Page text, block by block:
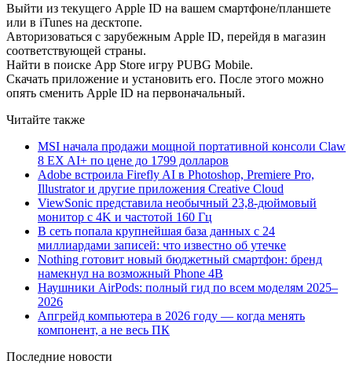
Выйти из текущего Apple ID на вашем смартфоне/планшете
или в iTunes на десктопе.
Авторизоваться с зарубежным Apple ID, перейдя в магазин
соответствующей страны.
Найти в поиске App Store игру PUBG Mobile.
Скачать приложение и установить его. После этого можно
опять сменить Apple ID на первоначальный.
Читайте также
MSI начала продажи мощной портативной консоли Claw
8 EX AI+ по цене до 1799 долларов
Adobe встроила Firefly AI в Photoshop, Premiere Pro,
Illustrator и другие приложения Creative Cloud
ViewSonic представила необычный 23,8-дюймовый
монитор с 4K и частотой 160 Гц
В сеть попала крупнейшая база данных с 24
миллиардами записей: что известно об утечке
Nothing готовит новый бюджетный смартфон: бренд
намекнул на возможный Phone 4B
Наушники AirPods: полный гид по всем моделям 2025–
2026
Апгрейд компьютера в 2026 году — когда менять
компонент, а не весь ПК
Последние новости